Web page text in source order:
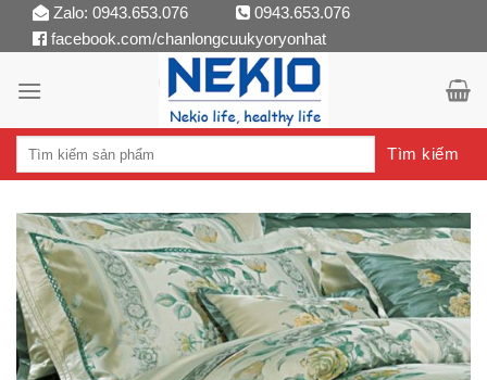
Skip
Zalo: 0943.653.076
0943.653.076
facebook.com/chanlongcuukyoryonhat
Tìm kiếm